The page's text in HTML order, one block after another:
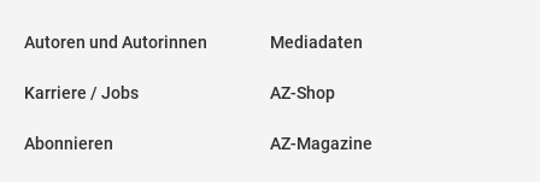
Autoren und Autorinnen
Karriere / Jobs
Abonnieren
Mediadaten
AZ-Shop
AZ-Magazine